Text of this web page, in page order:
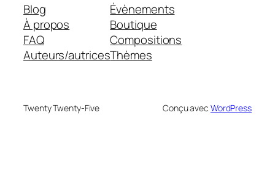
Blog
À propos
FAQ
Auteurs/autrices
Évènements
Boutique
Compositions
Thèmes
Twenty Twenty-Five Conçu avec WordPress